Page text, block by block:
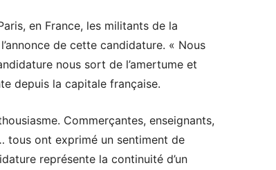
en France, les militants de la
de cette candidature. « Nous
nous sort de l’amertume et
depuis la capitale française.
Commerçantes, enseignants,
tous ont exprimé un sentiment de
représente la continuité d’un